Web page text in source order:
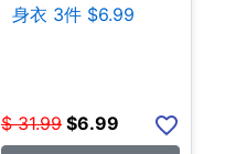
身衣 3件 $6.99
$ 31.99 $6.99